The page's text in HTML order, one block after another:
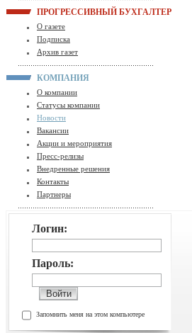
ПРОГРЕССИВНЫЙ БУХГАЛТЕР
О газете
Подписка
Архив газет
КОМПАНИЯ
О компании
Статусы компании
Новости
Вакансии
Акции и мероприятия
Пресс-релизы
Внедренные решения
Контакты
Партнеры
Логин:
Пароль:
Запомнить меня на этом компьютере